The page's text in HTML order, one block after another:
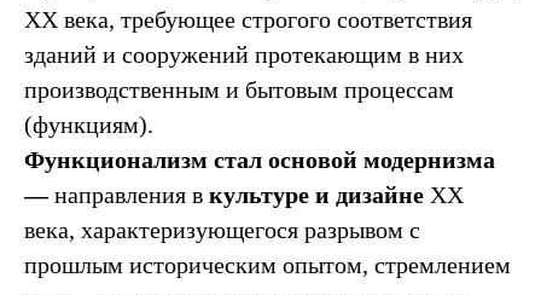
XX века, требующее строгого соответствия
зданий и сооружений протекающим в них
производственным и бытовым процессам
(функциям).
Функционализм стал основой модернизма
—направления в культуре и дизайне XX
века, характеризующегося разрывом с
прошлым историческим опытом, стремлением